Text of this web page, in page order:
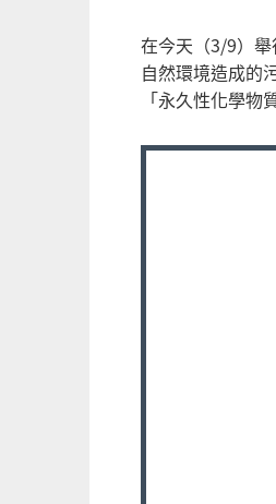
在今天（3/9）
自然環境造成的
「永久性化學物